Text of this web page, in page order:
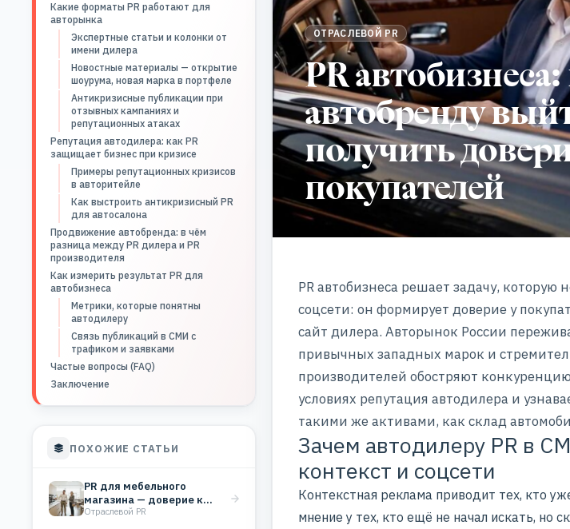
Какие форматы PR работают для
авторынка
Экспертные статьи и колонки от
имени дилера
Новостные материалы — открытие
шоурума, новая марка в портфеле
Антикризисные публикации при
отзывных кампаниях и
репутационных атаках
Репутация автодилера: как PR
защищает бизнес при кризисе
Примеры репутационных кризисов
в авторитейле
Как выстроить антикризисный PR
для автосалона
Продвижение автобренда: в чём
разница между PR дилера и PR
производителя
Как измерить результат PR для
автобизнеса
Метрики, которые понятны
автодилеру
Связь публикаций в СМИ с
трафиком и заявками
Частые вопросы (FAQ)
Заключение
ПОХОЖИЕ СТАТЬИ
PR для мебельного
магазина — доверие к
бренду вместо
Отраслевой PR
ОТРАСЛЕВОЙ PR
PR
автобренду
получить
покупателей
PR автобизнеса решает задачу,
соцсети: он формирует доверие у
сайт дилера. Авторынок России
привычных западных марок и
производителей обостряют
условиях репутация автодилера и
такими же активами, как склад
Зачем автодилеру PR в
контекст и соцсети
Контекстная реклама приводит тех, кто
мнение у тех, кто ещё не начал искать, но